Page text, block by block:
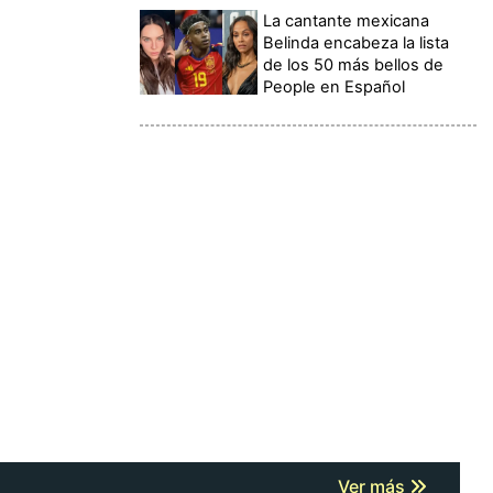
La cantante mexicana
Belinda encabeza la lista
de los 50 más bellos de
People en Español
Ver más